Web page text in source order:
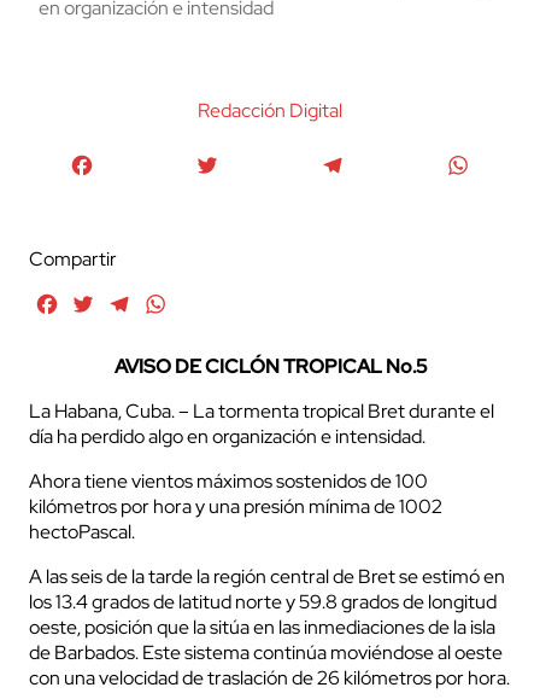
en organización e intensidad
Redacción Digital
Compartir
FacebookTwitterTelegram
AVISO DE CICLÓN TROPICAL No.5
La Habana, Cuba. – La tormenta tropical Bret durante el
día ha perdido algo en organización e intensidad.
Ahora tiene vientos máximos sostenidos de 100
kilómetros por hora y una presión mínima de 1002
hectoPascal.
A las seis de la tarde la región central de Bret se estimó en
los 13.4 grados de latitud norte y 59.8 grados de longitud
oeste, posición que la sitúa en las inmediaciones de la isla
de Barbados. Este sistema continúa moviéndose al oeste
con una velocidad de traslación de 26 kilómetros por hora.